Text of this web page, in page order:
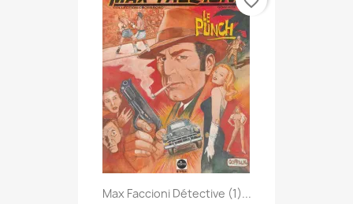
Max Faccioni Détective (1)...